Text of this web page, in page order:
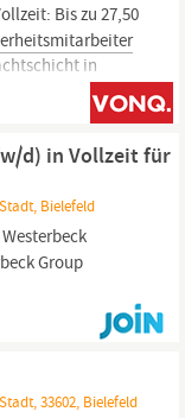
Bis zu 27,50
in
benötigt unser
d) in Vollzeit für
Bielefeld
Westerbeck
Group
33602, Bielefeld